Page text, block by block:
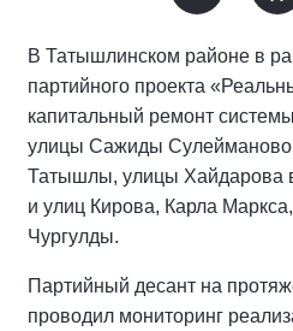
В Татышлинском районе в
партийного проекта
капитальный ремонт
улицы Сажиды
Татышлы, улицы Хайдарова
и улиц Кирова, Карла
Чургулды.
Партийный десант на
проводил мониторинг